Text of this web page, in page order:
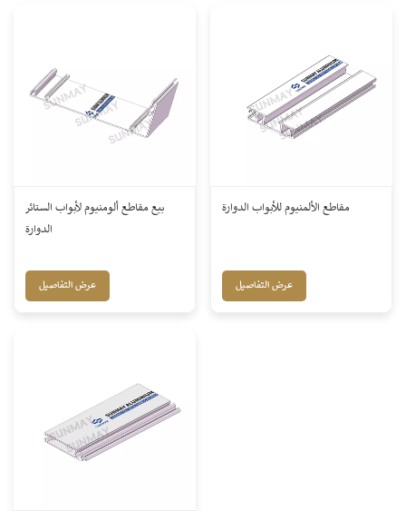
بيع مقاطع ألومنيوم لأبواب الستائر
الدوارة
عرض التفاصيل
مقاطع الألمنيوم للأبواب الدوارة
عرض التفاصيل